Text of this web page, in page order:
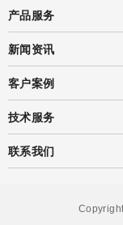
产品服务
新闻资讯
客户案例
技术服务
联系我们